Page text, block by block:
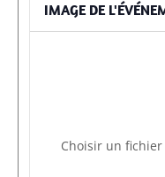
IMAGE DE
Choisir un